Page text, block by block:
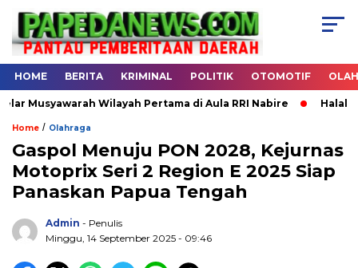
HOME BERITA KRIMINAL POLITIK OTOMOTIF
Wilayah Pertama di Aula RRI Nabire Halal Bihalal
Home / Olahraga
Gaspol Menuju PON 2028, Kejurnas
Motoprix Seri 2 Region E 2025 Siap
Panaskan Papua Tengah
Admin - Penulis
Minggu, 14 September 2025 - 09:46
.